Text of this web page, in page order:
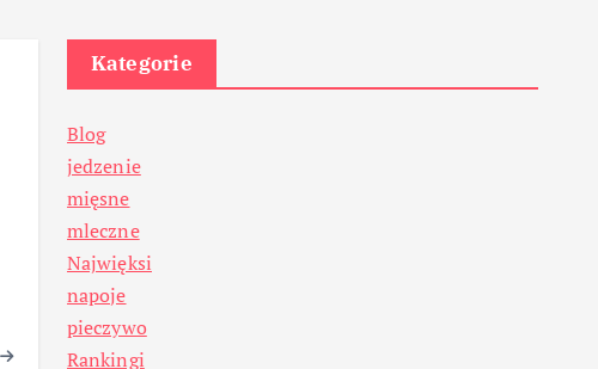
Kategorie
Blog
jedzenie
mięsne
mleczne
Najwięksi
napoje
pieczywo
Rankingi